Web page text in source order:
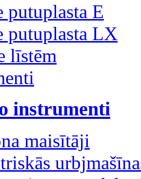
putuplasta E
putuplasta LX
līstēm
instrumenti
maisītāji